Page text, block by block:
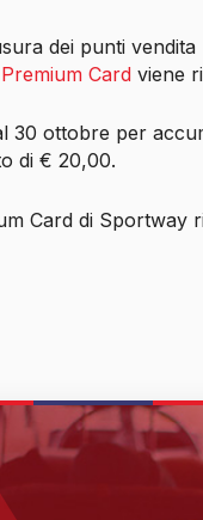
dei punti
Premium Cardviene
30 ottobre per
di € 20,00.
Card di Sportway